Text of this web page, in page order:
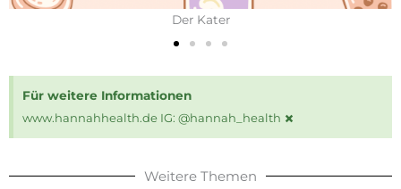
Der Kater
Für weitere Informationen
www.hannahhealth.de IG: @hannah_health ×
Weitere Themen